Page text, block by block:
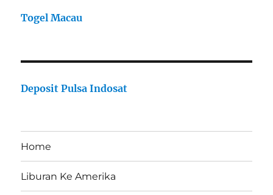
Togel Macau
Deposit Pulsa Indosat
Home
Liburan Ke Amerika